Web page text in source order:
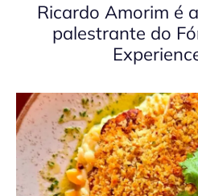
Ricardo Amorim é
palestrante do